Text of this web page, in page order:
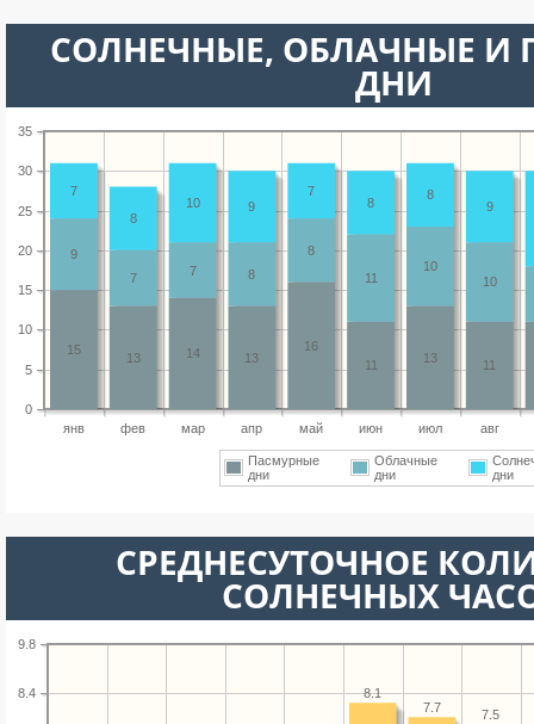
CОЛНЕЧНЫЕ, ОБЛАЧНЫЕ И
ДНИ
янв фев мар апр май июн июл авг
0
5
10
15
20
25
30
35
11
13
11
16
13
14
13
15
10
10
11
8
8
7
7
9
9
8
8
7
9
10
8
7
Пасмурные
дни
Облачные
дни
дни
СРЕДНЕСУТОЧНОЕ
СОЛНЕЧНЫХ
8.4
9.8
7.5
7.7
8.1